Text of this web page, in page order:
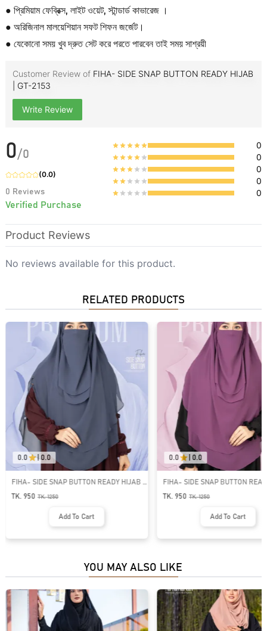
● প্রিমিয়াম ফেব্রিক্স, লাইট ওয়েট, স্টান্ডার্ড কাভারেজ ।
● অরিজিনাল মালয়েশিয়ান সফট শিফন জর্জেট।
● যেকোনো সময় খুব দ্রুত সেট করে পরতে পারবেন তাই সময় সাশ্রয়ী
Customer Review of FIHA- SIDE SNAP BUTTON READY HIJAB
| GT-2153
Write Review
0/0
(0.0)
0 Reviews
Verified Purchase
0
0
0
0
0
Product Reviews
No reviews available for this product.
RELATED PRODUCTS
|
0.0
FIHA- SIDE SNAP BUTTON READY HIJAB |
GT-2149
TK. 950
Add To Cart
0.0
FIHA- SIDE SNAP
GT-2151
TK. 950
Add To
YOU MAY ALSO LIKE